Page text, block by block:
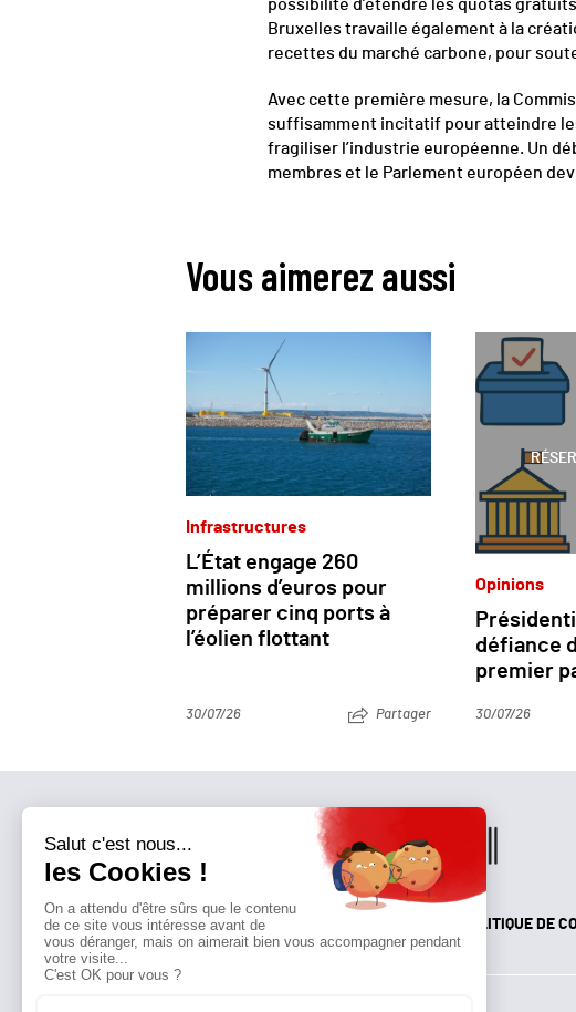
possibilité d’étendre les quotas
Bruxelles travaille également à la
recettes du marché carbone, pour
Avec cette première mesure, la
suffisamment incitatif pour atteindre
fragiliser l’industrie européenne. Un
membres et le Parlement européen
Vous aimerez aussi
Infrastructures
L’État engage 260
millions d’euros pour
préparer cinq ports à
l’éolien flottant
30/07/26 Partager
Opinions
défiance
premier
30/07/26
QUI SOMMES-NOUS?MENTIONS LÉGALES POLITIQUE DE